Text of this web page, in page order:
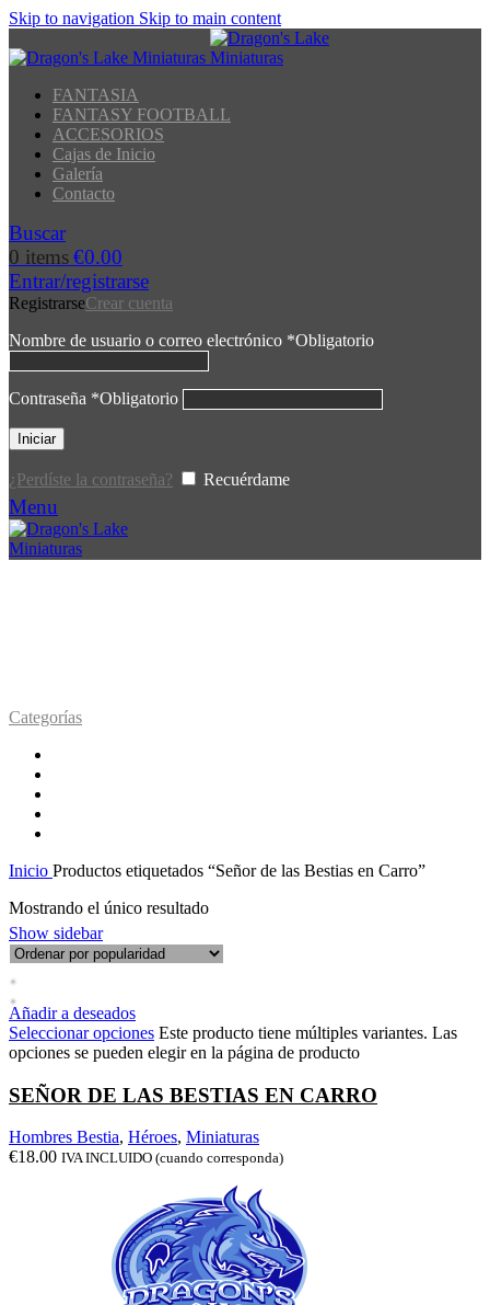
Skip to navigation Skip to main content
FANTASIA
FANTASY FOOTBALL
ACCESORIOS
Cajas de Inicio
Galería
Contacto
Buscar
0 items€0.00
Entrar/registrarse
RegistrarseCrear cuenta
Nombre de usuario o correo electrónico *Obligatorio
Contraseña *Obligatorio
Iniciar
¿Perdíste la contraseña? Recuérdame
Menu
Categorías
Inicio Productos etiquetados “Señor de las Bestias en Carro”
Mostrando el único resultado
Show sidebar
Añadir a deseados
Seleccionar opciones Este producto tiene múltiples variantes. Las
opciones se pueden elegir en la página de producto
SEÑOR DE LAS BESTIAS EN CARRO
Hombres Bestia, Héroes, Miniaturas
€18.00 IVA INCLUIDO (cuando corresponda)